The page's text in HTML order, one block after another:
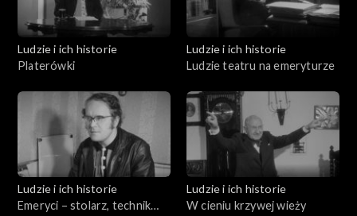
Ludzie i ich historie
Platerówki
Ludzie i ich historie
Ludzie teatru na emeryturze
Ludzie i ich historie
Emeryci – stolarz, technik
Ludzie i ich historie
W cieniu krzywej wieży